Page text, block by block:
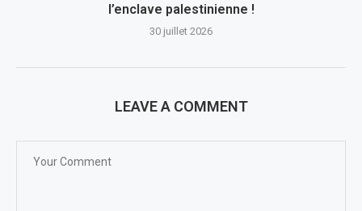
l’enclave palestinienne !
30 juillet 2026
LEAVE A COMMENT